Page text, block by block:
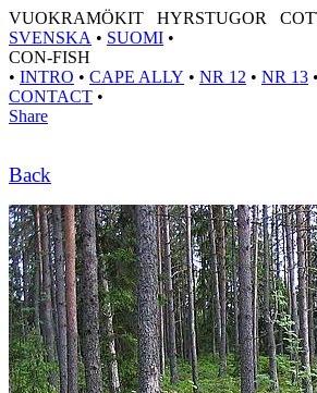
VUOKRAMÖKIT HYRSTUGOR
SVENSKA • SUOMI •
CON-FISH
• INTRO • CAPE ALLY • NR 12 • NR 13 •
CONTACT •
Share
Back